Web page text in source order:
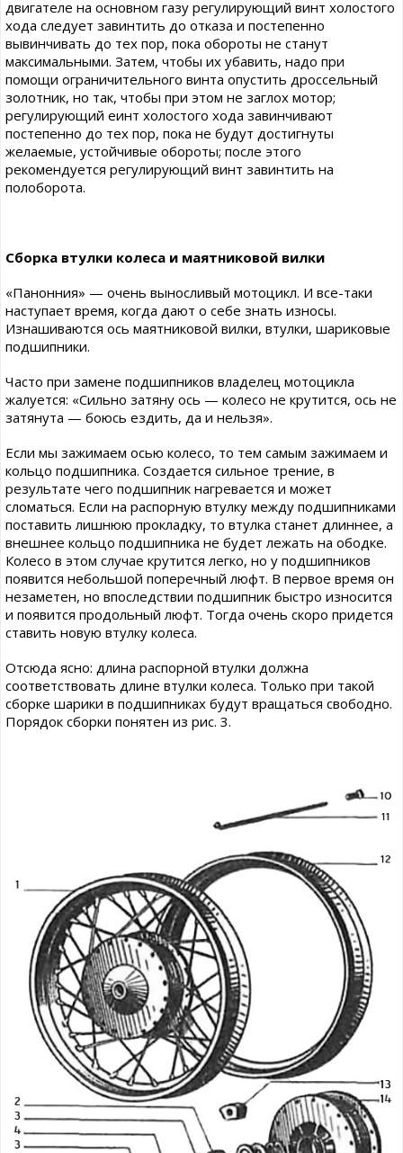
двигателе на основном газу регулирующий винт холостого
хода следует завинтить до отказа и постепенно
вывинчивать до тех пор, пока обороты не станут
максимальными. Затем, чтобы их убавить, надо при
помощи ограничительного винта опустить дроссельный
золотник, но так, чтобы при этом не заглох мотор;
регулирующий еинт холостого хода завинчивают
постепенно до тех пор, пока не будут достигнуты
желаемые, устойчивые обороты; после этого
рекомендуется регулирующий винт завинтить на
полоборота.
Сборка втулки колеса и маятниковой вилки
«Панонния» — очень выносливый мотоцикл. И все-таки
наступает время, когда дают о себе знать износы.
Изнашиваются ось маятниковой вилки, втулки, шариковые
подшипники.
Часто при замене подшипников владелец мотоцикла
жалуется: «Сильно затяну ось — колесо не крутится, ось не
затянута — боюсь ездить, да и нельзя».
Если мы зажимаем осью колесо, то тем самым зажимаем и
кольцо подшипника. Создается сильное трение, в
результате чего подшипник нагревается и может
сломаться. Если на распорную втулку между подшипниками
поставить лишнюю прокладку, то втулка станет длиннее, а
внешнее кольцо подшипника не будет лежать на ободке.
Колесо в этом случае крутится легко, но у подшипников
появится небольшой поперечный люфт. В первое время он
незаметен, но впоследствии подшипник быстро износится
и появится продольный люфт. Тогда очень скоро придется
ставить новую втулку колеса.
Отсюда ясно: длина распорной втулки должна
соответствовать длине втулки колеса. Только при такой
сборке шарики в подшипниках будут вращаться свободно.
Порядок сборки понятен из рис. 3.